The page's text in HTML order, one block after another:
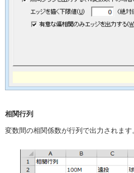
相関行列
変数間の相関係数が行列で出力されます